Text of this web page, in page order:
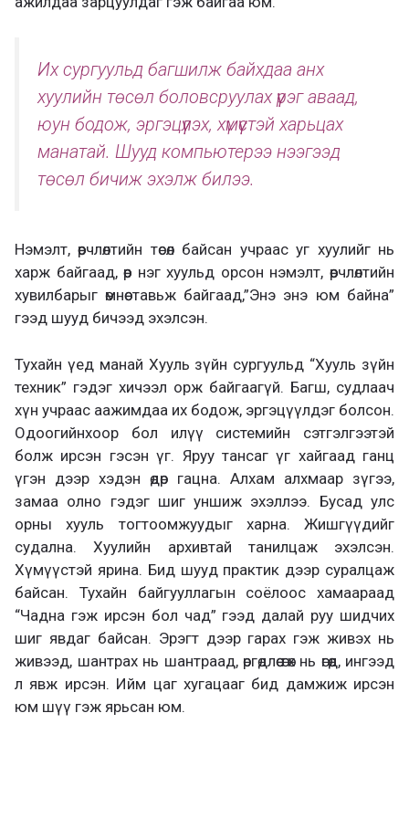
Их сургуульд багшилж байхдаа анх
хуулийн төсөл боловсруулах үүрэг аваад,
юун бодож, эргэцүүлэх, хүмүүстэй харьцах
манатай. Шууд компьютерээ нээгээд
төсөл бичиж эхэлж билээ.
Нэмэлт, өөрчлөлтийн төсөл байсан учраас уг хуулийг нь
харж байгаад, өөр нэг хуульд орсон нэмэлт, өөрчлөлтийн
хувилбарыг өмнөө тавьж байгаад,”Энэ энэ юм байна”
гээд шууд бичээд эхэлсэн.
Тухайн үед манай Хууль зүйн сургуульд “Хууль зүйн
техник” гэдэг хичээл орж байгаагүй. Багш, судлаач
хүн учраас аажимдаа их бодож, эргэцүүлдэг болсон.
Одоогийнхоор бол илүү системийн сэтгэлгээтэй
болж ирсэн гэсэн үг. Яруу тансаг үг хайгаад ганц
үгэн дээр хэдэн өдөр гацна. Алхам алхмаар зүгээ,
замаа олно гэдэг шиг уншиж эхэллээ. Бусад улс
орны хууль тогтоомжуудыг харна. Жишгүүдийг
судална. Хуулийн архивтай танилцаж эхэлсэн.
Хүмүүстэй ярина. Бид шууд практик дээр суралцаж
байсан. Тухайн байгууллагын соёлоос хамаараад
“Чадна гэж ирсэн бол чад” гээд далай руу шидчих
шиг явдаг байсан. Эрэгт дээр гарах гэж живэх нь
живээд, шантрах нь шантраад, өргөдлөө өгөх нь өгөөд, ингээд
л явж ирсэн. Ийм цаг хугацааг бид дамжиж ирсэн
юм шүү гэж ярьсан юм.